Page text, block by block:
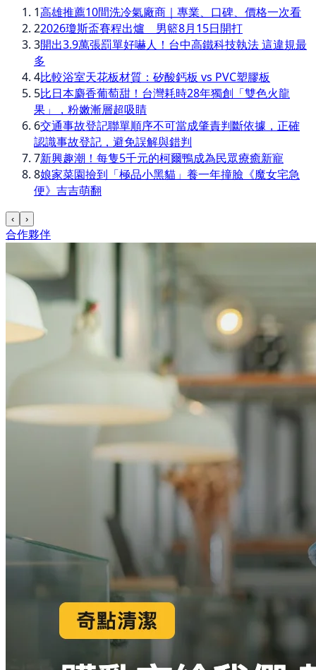
1高雄推薦10間洗冷氣廠商｜專業、口碑、價格一次看
22026瓊斯盃賽程出爐 男籃8月15日開打
3開出3.9萬張罰單好嚇人！台中高鐵科技執法 這違規最
多
4比較浴室天花板材質：矽酸鈣板 vs PVC塑膠板
5比日本麝香葡萄甜！台灣耗時28年獨創「雙色火龍
果」，粉嫩漸層超吸睛
6交通事故登記聯單順序不可當成肇責判斷依據，正確
認識事故登記，避免誤解與錯判
7新興趣潮！每隻5千元的柯爾鴨成為民眾療癒新寵
8娘家菜園撿到「極品小黑貓」養一年撞臉《魔女宅急
便》吉吉萌翻
‹ ›
合作夥伴